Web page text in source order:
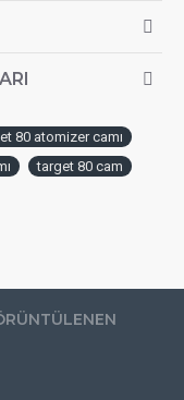
80 atomizer camı
target 80 cam